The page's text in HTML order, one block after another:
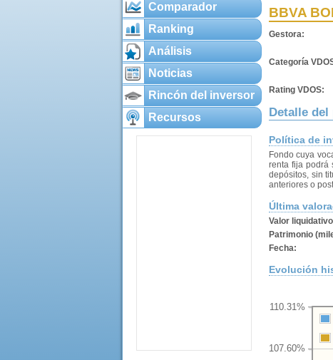
Comparador
Ranking
Análisis
Noticias
Rincón del inversor
Recursos
BBVA
Gestora:
Categoría
Rating VDOS:
Detalle del
Política de
Fondo cuya
renta fija podrá
depósitos, sin
anteriores o
Última
Valor
Patrimonio
Fecha:
Evolución
107.60%
110.31%